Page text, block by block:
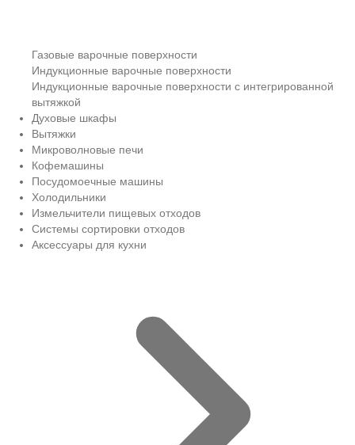
Газовые варочные поверхности
Индукционные варочные поверхности
Индукционные варочные поверхности с интегрированной
вытяжкой
Духовые шкафы
Вытяжки
Микроволновые печи
Кофемашины
Посудомоечные машины
Холодильники
Измельчители пищевых отходов
Системы сортировки отходов
Аксессуары для кухни